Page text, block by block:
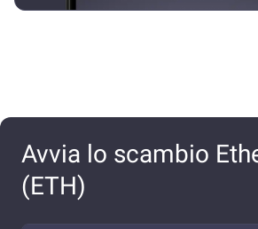
Avvia lo scambio
(ETH)